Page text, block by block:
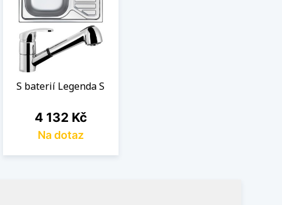
S baterií Legenda S
Cena
4 132 Kč
Na dotaz